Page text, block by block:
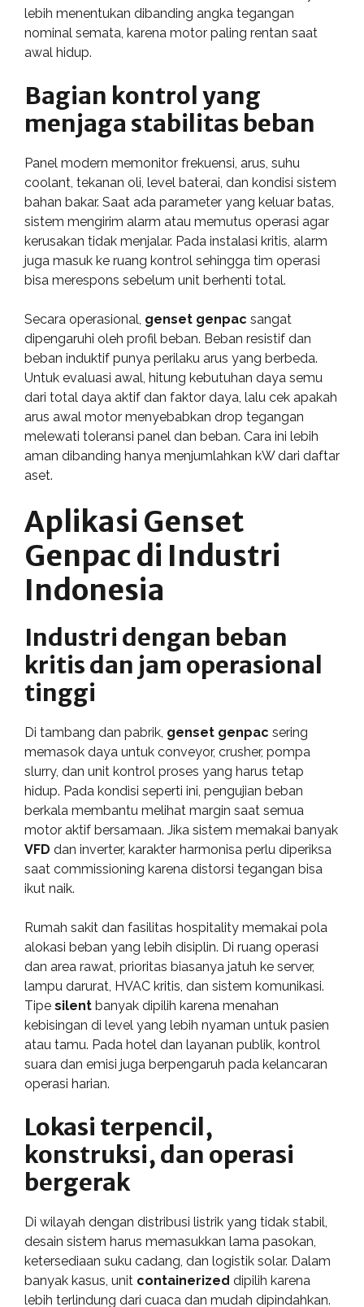
lebih menentukan dibanding angka tegangan
nominal semata, karena motor paling rentan saat
awal hidup.
Bagian kontrol yang
menjaga stabilitas beban
Panel modern memonitor frekuensi, arus, suhu
coolant, tekanan oli, level baterai, dan kondisi sistem
bahan bakar. Saat ada parameter yang keluar batas,
sistem mengirim alarm atau memutus operasi agar
kerusakan tidak menjalar. Pada instalasi kritis, alarm
juga masuk ke ruang kontrol sehingga tim operasi
bisa merespons sebelum unit berhenti total.
Secara operasional, genset genpac sangat
dipengaruhi oleh profil beban. Beban resistif dan
beban induktif punya perilaku arus yang berbeda.
Untuk evaluasi awal, hitung kebutuhan daya semu
dari total daya aktif dan faktor daya, lalu cek apakah
arus awal motor menyebabkan drop tegangan
melewati toleransi panel dan beban. Cara ini lebih
aman dibanding hanya menjumlahkan kW dari daftar
aset.
Aplikasi Genset
Genpac di Industri
Indonesia
Industri dengan beban
kritis dan jam operasional
tinggi
Di tambang dan pabrik, genset genpac sering
memasok daya untuk conveyor, crusher, pompa
slurry, dan unit kontrol proses yang harus tetap
hidup. Pada kondisi seperti ini, pengujian beban
berkala membantu melihat margin saat semua
motor aktif bersamaan. Jika sistem memakai banyak
VFD dan inverter, karakter harmonisa perlu diperiksa
saat commissioning karena distorsi tegangan bisa
ikut naik.
Rumah sakit dan fasilitas hospitality memakai pola
alokasi beban yang lebih disiplin. Di ruang operasi
dan area rawat, prioritas biasanya jatuh ke server,
lampu darurat, HVAC kritis, dan sistem komunikasi.
Tipe silent banyak dipilih karena menahan
kebisingan di level yang lebih nyaman untuk pasien
atau tamu. Pada hotel dan layanan publik, kontrol
suara dan emisi juga berpengaruh pada kelancaran
operasi harian.
Lokasi terpencil,
konstruksi, dan operasi
bergerak
Di wilayah dengan distribusi listrik yang tidak stabil,
desain sistem harus memasukkan lama pasokan,
ketersediaan suku cadang, dan logistik solar. Dalam
banyak kasus, unit containerized dipilih karena
lebih terlindung dari cuaca dan mudah dipindahkan.